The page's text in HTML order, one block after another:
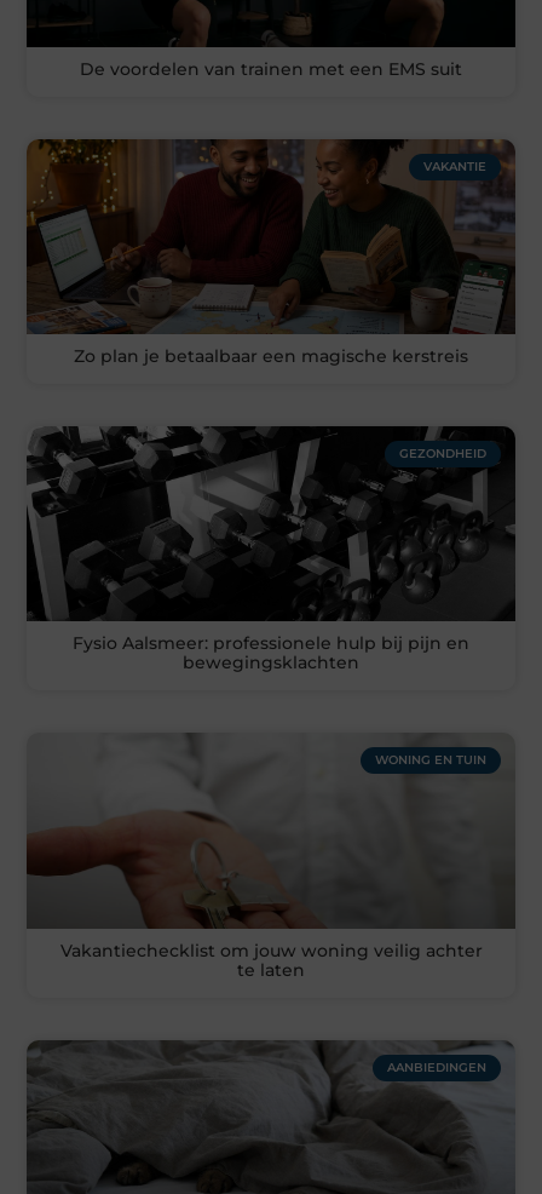
De voordelen van trainen met een EMS suit
VAKANTIE
Zo plan je betaalbaar een magische kerstreis
GEZONDHEID
Fysio Aalsmeer: professionele hulp bij pijn en
bewegingsklachten
WONING EN TUIN
Vakantiechecklist om jouw woning veilig achter
te laten
AANBIEDINGEN